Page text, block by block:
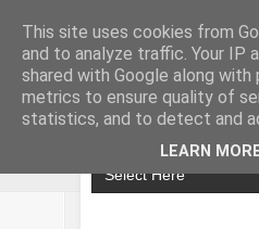
This site uses cookies from
and to analyze traffic. Your IP
shared with Google along
metrics to ensure quality of
statistics, and to detect and
LEARN